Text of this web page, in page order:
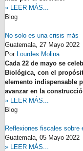
» LEER MÁS...
Blog
No solo es una crisis más
Guatemala, 27 Mayo 2022
Por Lourdes Molina
Cada 22 de mayo se
Biológica, con el
elemento indispensable
avanzar en la
» LEER MÁS...
Blog
Reflexiones fiscales sobre
Guatemala, 05 Mayo 2022
» LEER MÁS...